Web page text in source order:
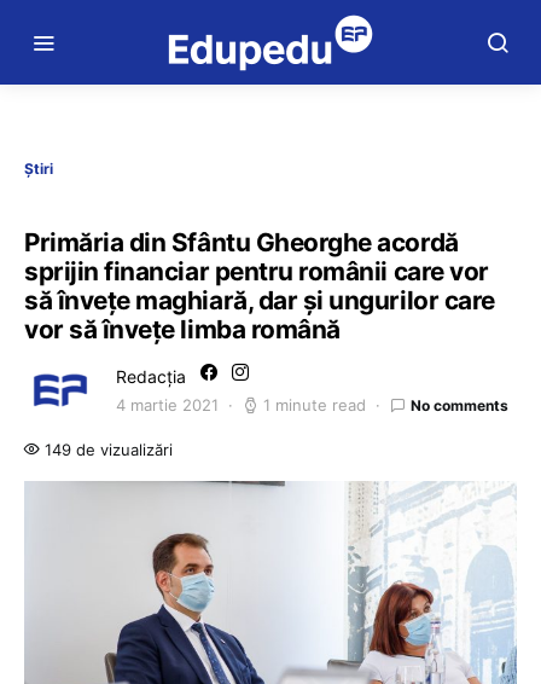
Știri
Primăria din Sfântu Gheorghe acordă
sprijin financiar pentru românii care vor
să învețe maghiară, dar și ungurilor care
vor să învețe limba română
Redacția
4 martie 2021 1 minute read No comments
149 de vizualizări